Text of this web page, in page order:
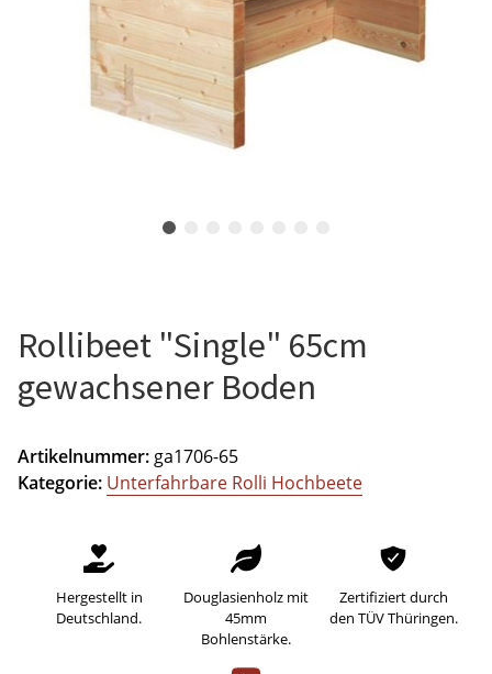
Rollibeet "Single" 65cm
gewachsener Boden
Artikelnummer: ga1706-65
Kategorie: Unterfahrbare Rolli Hochbeete
Hergestellt in
Deutschland.
Douglasienholz mit
45mm
Bohlenstärke.
Zertifiziert durch
den TÜV Thüringen.